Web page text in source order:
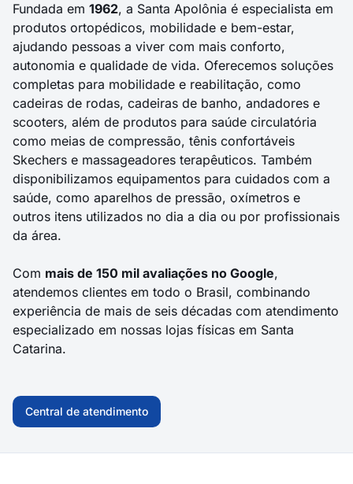
Fundada em 1962, a Santa Apolônia é especialista em
produtos ortopédicos, mobilidade e bem-estar,
ajudando pessoas a viver com mais conforto,
autonomia e qualidade de vida. Oferecemos soluções
completas para mobilidade e reabilitação, como
cadeiras de rodas, cadeiras de banho, andadores e
scooters, além de produtos para saúde circulatória
como meias de compressão, tênis confortáveis
Skechers e massageadores terapêuticos. Também
disponibilizamos equipamentos para cuidados com a
saúde, como aparelhos de pressão, oxímetros e
outros itens utilizados no dia a dia ou por profissionais
da área.
Com mais de 150 mil avaliações no Google,
atendemos clientes em todo o Brasil, combinando
experiência de mais de seis décadas com atendimento
especializado em nossas lojas físicas em Santa
Catarina.
Central de atendimento